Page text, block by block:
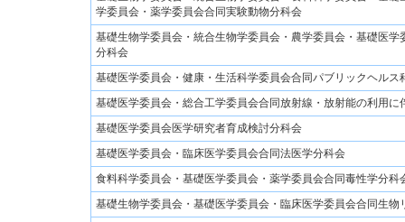
学委員会・薬学委員会合同実験動物分科会
基礎生物学委員会・統合生物学委員会・農学委員会・基礎医学
分科会
基礎医学委員会・健康・生活科学委員会合同パブリックヘルス
基礎医学委員会・総合工学委員会合同放射線・放射能の利用に
基礎医学委員会医学研究者育成検討分科会
基礎医学委員会・臨床医学委員会合同法医学分科会
食料科学委員会・基礎医学委員会・薬学委員会合同毒性学分科
基礎生物学委員会・基礎医学委員会・臨床医学委員会合同生物